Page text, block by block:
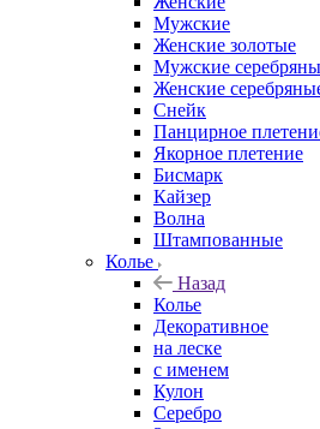
Мужские
Женские золотые
Мужские
Женские
Снейк
Панцирное
Якорное плетение
Бисмарк
Кайзер
Волна
Штампованные
Колье
Назад
Колье
Декоративное
на леске
с именем
Кулон
Серебро